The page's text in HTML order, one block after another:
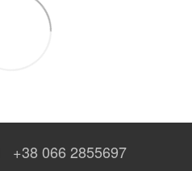
+38 066 2855697